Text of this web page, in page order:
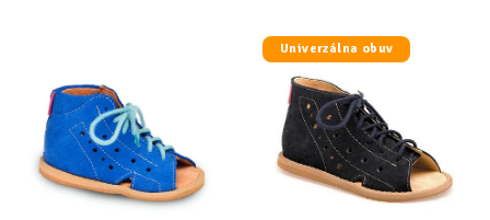
Univerzálna obuv